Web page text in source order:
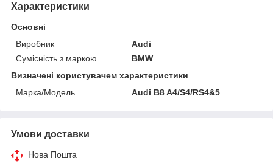
Характеристики
Основні
Виробник
Audi
Сумісність з маркою
BMW
Визначені користувачем характеристики
Марка/Модель
Audi B8 A4/S4/RS4&5
Умови доставки
Нова Пошта